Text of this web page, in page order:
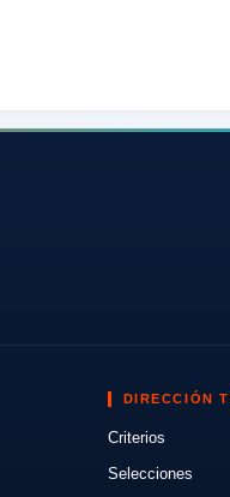
DIRECCIÓN
Criterios
Selecciones